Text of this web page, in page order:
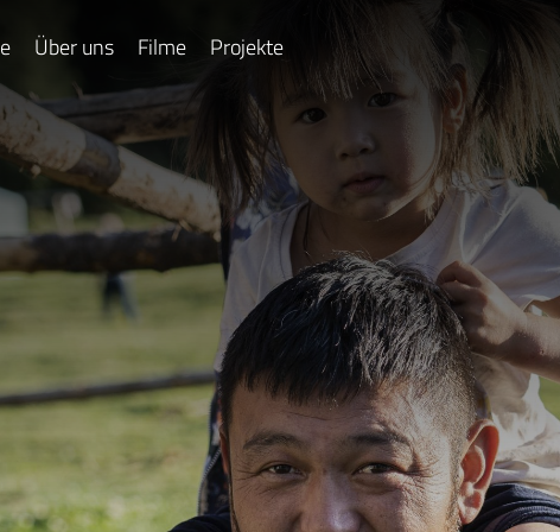
Über uns Filme Projekte